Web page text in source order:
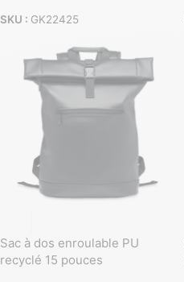
SKU : GK22425
Sac à dos enroulable PU
recyclé 15 pouces